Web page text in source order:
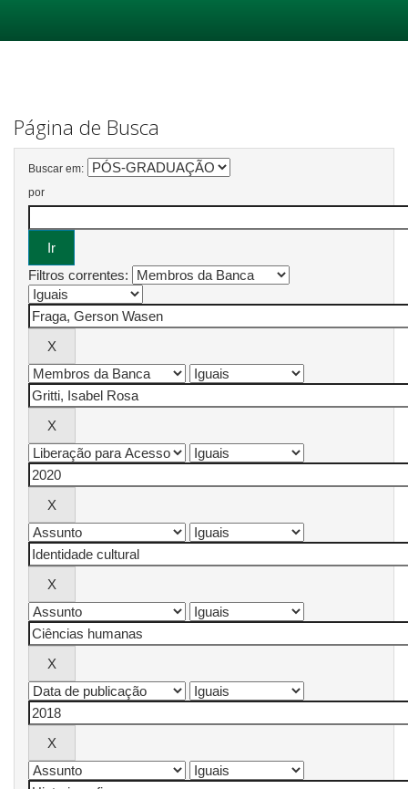
Página de Busca
Buscar em:
por
Filtros correntes: